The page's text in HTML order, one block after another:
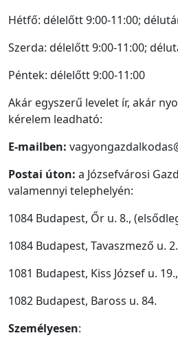
Hétfő: délelőtt 9:00-11:00;
Szerda: délelőtt 9:00-11:00;
Péntek: délelőtt 9:00-11:00
Akár egyszerű levelet ír, akár
kérelem leadható:
E-mailben:
Postai úton: a Józsefvárosi
valamennyi telephelyén:
1084 Budapest, Őr u. 8.,
1084 Budapest, Tavaszmező u.
1081 Budapest, Kiss József u. 19.,
1082 Budapest, Baross u. 84.
Személyesen: